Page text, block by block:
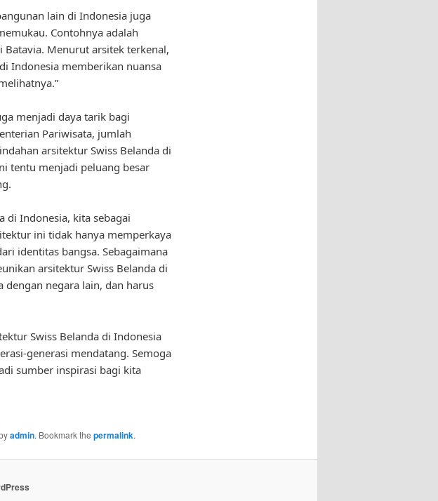
lain di Indonesia juga
Contohnya adalah
Batavia. Menurut arsitek terkenal,
Indonesia memberikan nuansa
menjadi daya tarik bagi
Pariwisata, jumlah
arsitektur Swiss Belanda di
tentu menjadi peluang besar
di Indonesia, kita sebagai
ini tidak hanya memperkaya
identitas bangsa. Sebagaimana
arsitektur Swiss Belanda di
dengan negara lain, dan harus
Swiss Belanda di Indonesia
generasi mendatang. Semoga
sumber inspirasi bagi kita
admin. Bookmark the permalink.